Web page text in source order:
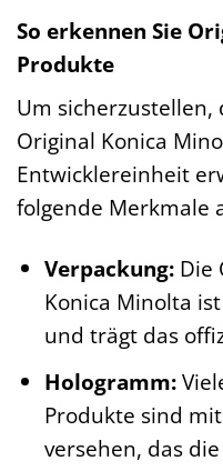
So erkennen Sie
Produkte
Um sicherzustellen,
Original Konica
Entwicklereinheit
folgende Merkmale
Verpackung:Die
Konica Minolta
und trägt das
Hologramm:
Produkte sind
versehen, das